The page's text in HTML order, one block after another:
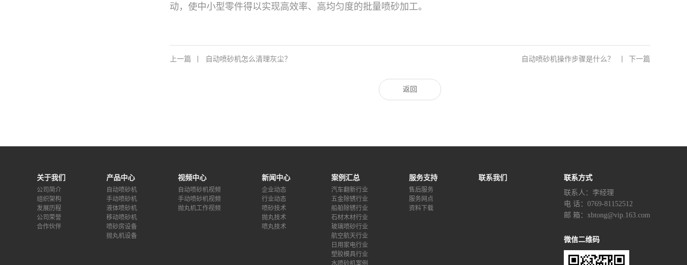
动，使中小型零件得以实现高效率、高均匀度的批量喷砂加工。
上一篇 自动喷砂机怎么清理灰尘？ 下一篇
自动喷砂机操作步骤是什么？
返回
关于我们
公司简介
组织架构
发展历程
公司荣誉
合作伙伴
产品中心
自动喷砂机
手动喷砂机
液体喷砂机
移动喷砂机
喷砂房设备
抛丸机设备
视频中心
自动喷砂机视频
手动喷砂机视频
抛丸机工作视频
新闻中心
企业动态
行业动态
喷砂技术
抛丸技术
喷丸技术
案例汇总
汽车翻新行业
五金除锈行业
船舶除锈行业
石材木材行业
玻璃喷砂行业
航空航天行业
日用家电行业
塑胶模具行业
水喷砂机案例
服务支持
售后服务
服务网点
资料下载
联系我们
联系方式
联系人：李经理‬
电 话：0769-81152512
邮 箱：xbtong@vip.163.com
微信二维码